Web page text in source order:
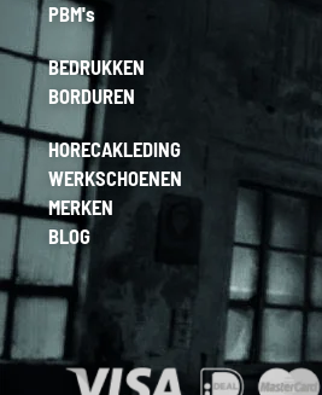
PBM's
BEDRUKKEN
BORDUREN
HORECAKLEDING
WERKSCHOENEN
MERKEN
BLOG